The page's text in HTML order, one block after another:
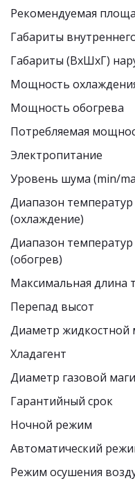
Рекомендуемая
Габариты
Габариты (ВxШxГ)
Мощность
Мощность обогрева
Потребляемая
Электропитание
Уровень шума (min/
Диапазон
(охлаждение)
Диапазон
(обогрев)
Максимальная длина
Перепад высот
Диаметр жидкостной
Хладагент
Диаметр газовой
Гарантийный срок
Ночной режим
Автоматический
Режим осушения